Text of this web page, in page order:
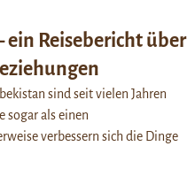
ein Reisebericht über
sind seit vielen Jahren
sogar als einen
verbessern sich die Dinge